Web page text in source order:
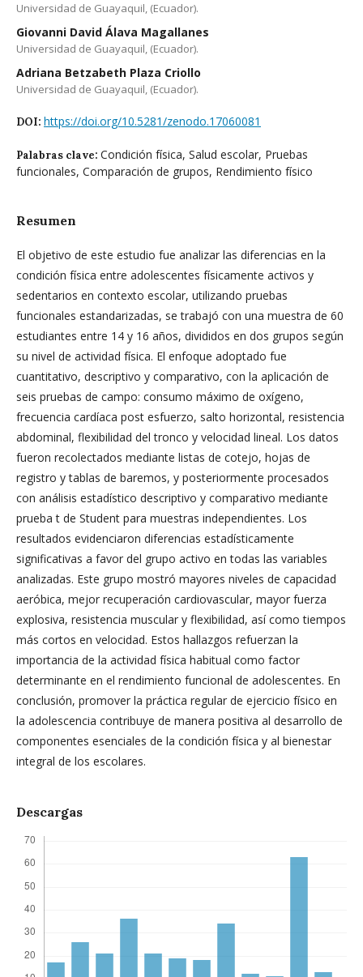
Universidad de Guayaquil, (Ecuador).
Giovanni David Álava Magallanes
Universidad de Guayaquil, (Ecuador).
Adriana Betzabeth Plaza Criollo
Universidad de Guayaquil, (Ecuador).
DOI: https://doi.org/10.5281/zenodo.17060081
Palabras clave: Condición física, Salud escolar, Pruebas
funcionales, Comparación de grupos, Rendimiento físico
Resumen
El objetivo de este estudio fue analizar las diferencias en la
condición física entre adolescentes físicamente activos y
sedentarios en contexto escolar, utilizando pruebas
funcionales estandarizadas, se trabajó con una muestra de 60
estudiantes entre 14 y 16 años, divididos en dos grupos según
su nivel de actividad física. El enfoque adoptado fue
cuantitativo, descriptivo y comparativo, con la aplicación de
seis pruebas de campo: consumo máximo de oxígeno,
frecuencia cardíaca post esfuerzo, salto horizontal, resistencia
abdominal, flexibilidad del tronco y velocidad lineal. Los datos
fueron recolectados mediante listas de cotejo, hojas de
registro y tablas de baremos, y posteriormente procesados
con análisis estadístico descriptivo y comparativo mediante
prueba t de Student para muestras independientes. Los
resultados evidenciaron diferencias estadísticamente
significativas a favor del grupo activo en todas las variables
analizadas. Este grupo mostró mayores niveles de capacidad
aeróbica, mejor recuperación cardiovascular, mayor fuerza
explosiva, resistencia muscular y flexibilidad, así como tiempos
más cortos en velocidad. Estos hallazgos refuerzan la
importancia de la actividad física habitual como factor
determinante en el rendimiento funcional de adolescentes. En
conclusión, promover la práctica regular de ejercicio físico en
la adolescencia contribuye de manera positiva al desarrollo de
componentes esenciales de la condición física y al bienestar
integral de los escolares.
Descargas